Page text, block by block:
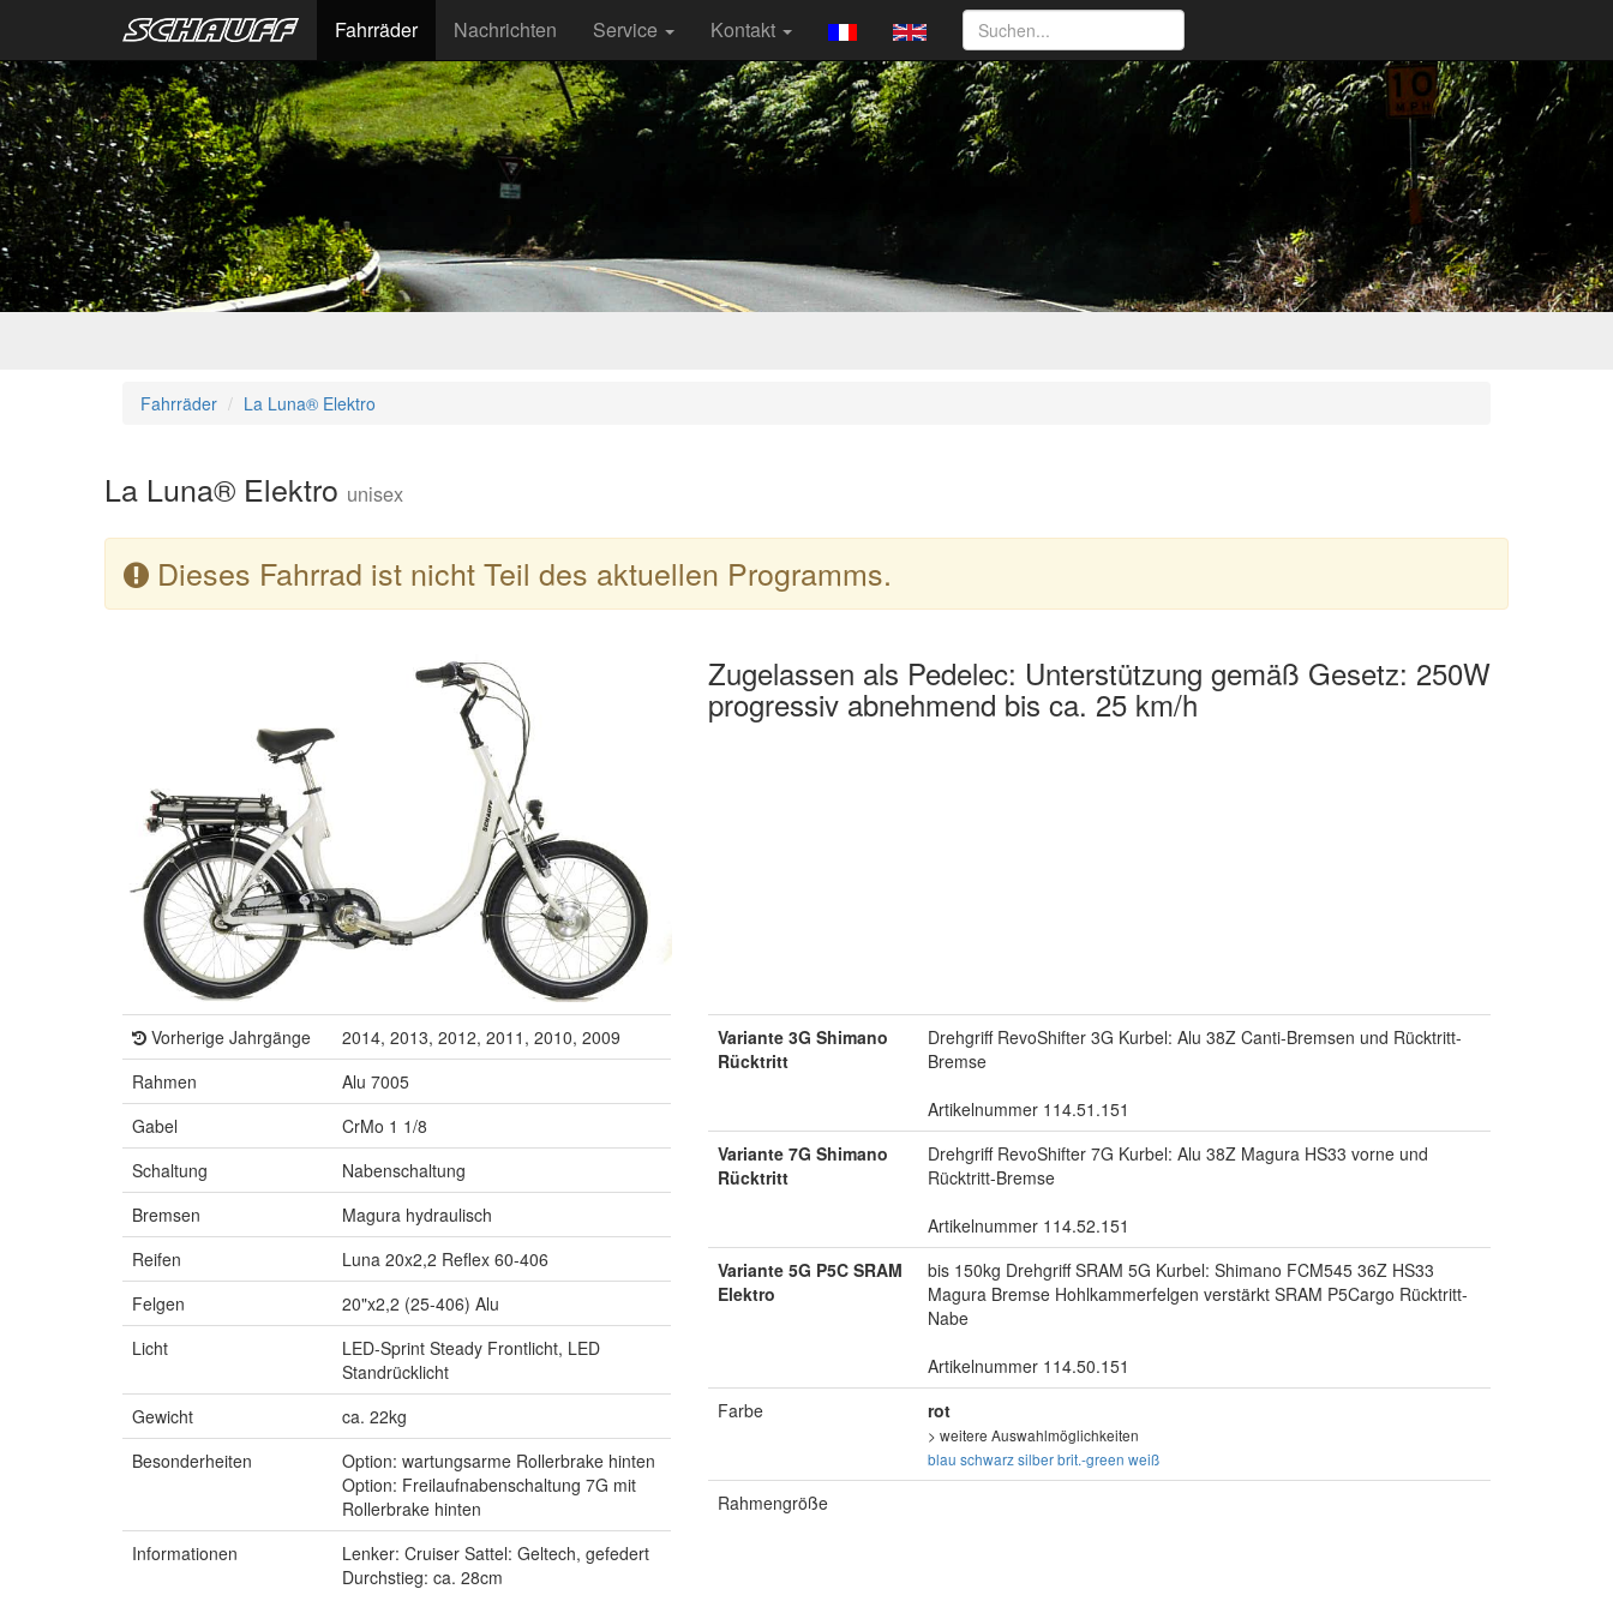
Fahrräder Nachrichten Service Kontakt
Fahrräder La Luna® Elektro
La Luna® Elektro unisex
Dieses Fahrrad ist nicht Teil des aktuellen Programms.
Zugelassen als Pedelec: Unterstützung gemäß Gesetz: 250W
progressiv abnehmend bis ca. 25 km/h
Vorherige Jahrgänge
2014, 2013, 2012, 2011, 2010, 2009
Rahmen
Alu 7005
Gabel
CrMo 1 1/8
Schaltung
Nabenschaltung
Bremsen
Magura hydraulisch
Reifen
Luna 20x2,2 Reflex 60-406
Felgen
20"x2,2 (25-406) Alu
Licht
LED-Sprint Steady Frontlicht, LED
Standrücklicht
Gewicht
ca. 22kg
Besonderheiten
Option: wartungsarme Rollerbrake hinten
Option: Freilaufnabenschaltung 7G mit
Rollerbrake hinten
Informationen
Lenker: Cruiser Sattel: Geltech, gefedert
Durchstieg: ca. 28cm
Variante 3G Shimano
Rücktritt
Drehgriff RevoShifter 3G Kurbel: Alu 38Z Canti-Bremsen und Rücktritt-
Bremse
Artikelnummer 114.51.151
Variante 7G Shimano
Rücktritt
Drehgriff RevoShifter 7G Kurbel: Alu 38Z Magura HS33 vorne und
Rücktritt-Bremse
Artikelnummer 114.52.151
Variante 5G P5C SRAM
Elektro
bis 150kg Drehgriff SRAM 5G Kurbel: Shimano FCM545 36Z HS33
Magura Bremse Hohlkammerfelgen verstärkt SRAM P5Cargo Rücktritt-
Nabe
Artikelnummer 114.50.151
Farbe
rot
> weitere Auswahlmöglichkeiten
blau schwarz silber brit.-green weiß
Rahmengröße